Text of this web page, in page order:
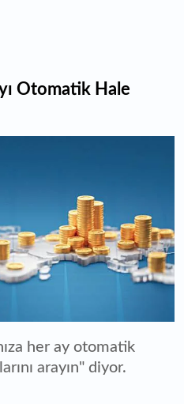
Otomatik Hale
her ay otomatik
arayın" diyor.